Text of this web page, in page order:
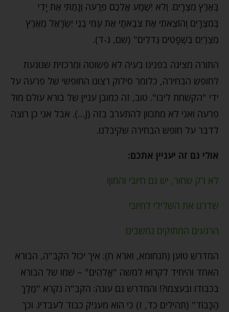
בְּאֶרֶץ מִצְרָיִם. וְלֹא יִשְׁמַע אֲלֵכֶם פַּרְעֹה וְנָתַתִּי אֶת יָדִי
בְּמִצְרָיִם וְהוֹצֵאתִי אֶת צִבְאֹתַי אֶת עַמִּי בְנֵי יִשְׂרָאֵל מֵאֶרֶץ
מִצְרַיִם בִּשְׁפָטִים גְּדֹלִים" (שם, ג-ד).
התורה מציגה בפנינו בעיה לא פשוטה ומרכזית שנוגעת
לחופש הבחירה, כלומר סילוק רצונו החופשי של פרעה על
ידי "הקשחת ליבו". טוב, זה כמובן עניין של בורא עולם מול
פרעה ואני לא מתכוון להתערב בזה (J…). אבל אני כן רוצה
לדבר על חופש הבחירה שקיבלנו.
אולי גם זה יעניין אתכם:
לא רק שחור, יש גם חיובי והמון!
שדרגו את השלילי לחיובי
הרגעים המתוקים נחשבים
המדרש טוען (תנחומא, וארא ח): איך יכול הקב"ה, הבורא
האחד והיחיד לקרוא למשה "אֱלֹהִים" – שמו של הבורא
בכבודו ובעצמו?! והמדרש גם עונה: הקב"ה נקרא "מֶלֶךְ
הַכָּבוֹד" (תהילים כד, ז) כי הוא מעניק כבוד לעבדיו. וכך